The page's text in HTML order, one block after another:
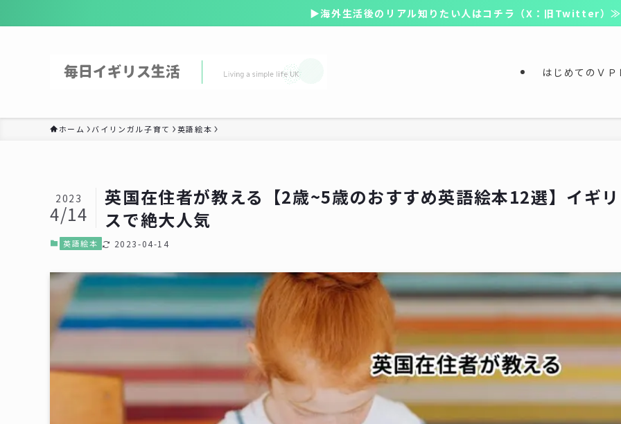
▶海外生活後のリアル知りたい人はコチラ（X：旧Twitter）≫
はじめてのＶＰ
ホーム バイリンガル子育て 英語絵本
英国在住者が教える【2歳~5歳のおすすめ英語絵本12選】イギリ
スで絶大人気
2023
4/14
英語絵本 2023-04-14